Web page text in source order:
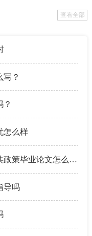
查看全部
写？
？
怎么样
毕业论文怎么规划？
导吗